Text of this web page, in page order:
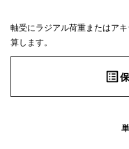
軸受にラジアル荷重またはア
算します。
list_alt